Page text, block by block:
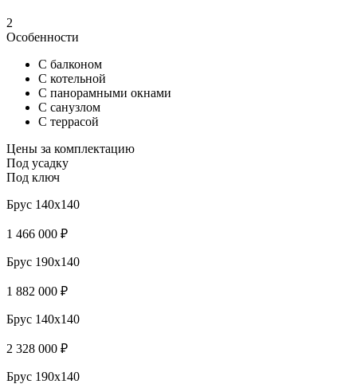
2
Особенности
С балконом
С котельной
С панорамными окнами
С санузлом
С террасой
Цены за комплектацию
Под усадку
Под ключ
Брус 140x140
1 466 000 ₽
Брус 190x140
1 882 000 ₽
Брус 140x140
2 328 000 ₽
Брус 190x140